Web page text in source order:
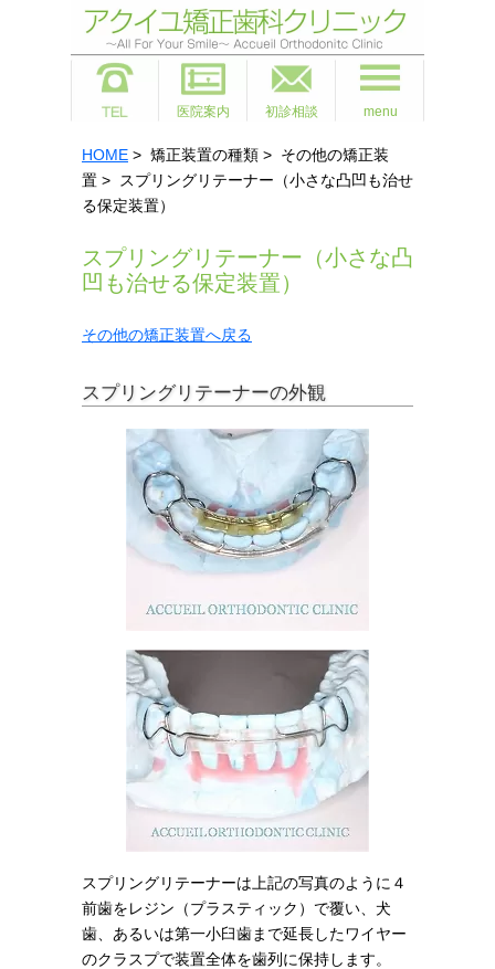
医院案内 初診相談 menu
HOME > 矯正装置の種類 > その他の矯正装
置 > スプリングリテーナー（小さな凸凹も治せ
る保定装置）
スプリングリテーナー（小さな凸
凹も治せる保定装置）
その他の矯正装置へ戻る
スプリングリテーナーの外観
スプリングリテーナーは上記の写真のように４
前歯をレジン（プラスティック）で覆い、犬
歯、あるいは第一小臼歯まで延長したワイヤー
のクラスプで装置全体を歯列に保持します。